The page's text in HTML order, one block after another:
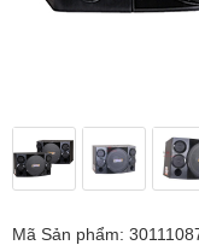
Mã Sản phẩm: